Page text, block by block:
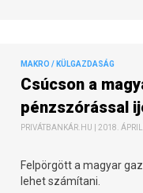
MAKRO / KÜLGAZDASÁG
Csúcson a
pénzszórással
PRIVÁTBANKÁR.HU | 2018.
Felpörgött a magyar
lehet számítani.